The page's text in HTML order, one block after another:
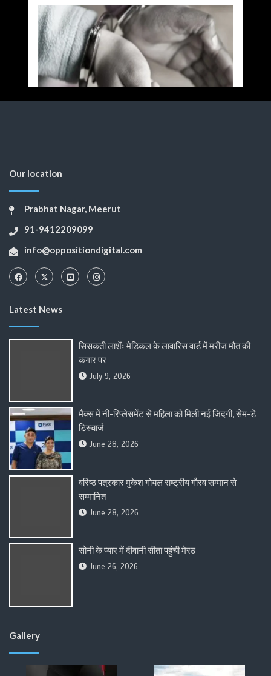
Our location
Prabhat Nagar, Meerut
91-9412209099
info@oppositiondigital.com
Latest News
सिसकती लाशेंः मेडिकल के लावारिस वार्ड में मरीज मौत की
कगार पर
July 9, 2026
मैक्स में नी-रिप्लेसमेंट से महिला को मिली नई जिंदगी, सेम-डे
डिस्चार्ज
June 28, 2026
वरिष्ठ पत्रकार मुकेश गोयल राष्ट्रीय गौरव सम्मान से
सम्मानित
June 28, 2026
सोनी के प्यार में दीवानी सीता पहुंची मेरठ
June 26, 2026
Gallery